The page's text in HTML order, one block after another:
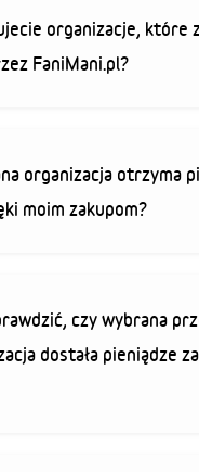
organizacje, które
FaniMani.pl?
organizacja otrzyma
moim zakupom?
czy wybrana
dostała pieniądze